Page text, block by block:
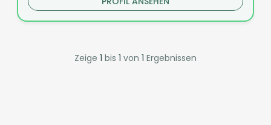
Zeige 1 bis 1 von 1 Ergebnissen